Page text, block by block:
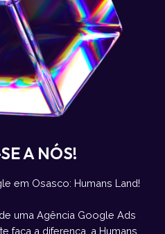
A NÓS!
em Osasco: Humans Land!
uma Agência Google Ads
faça a diferença, a Humans